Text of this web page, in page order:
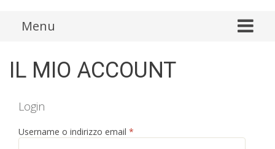
Menu
IL MIO ACCOUNT
Login
Username o indirizzo email *